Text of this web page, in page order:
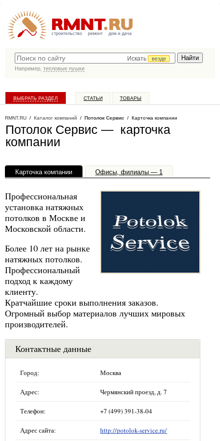
строительство ремонт дом и дача
Искать
везде
Например, тепловые пушки
ВЫБРАТЬ РАЗДЕЛ СТАТЬИ ТОВАРЫ
RMNT.RU / Каталог компаний / Потолок Сервис / Карточка компании
Потолок Сервис — карточка
компании
Карточка компании Офисы, филиалы — 1
Профессиональная
установка натяжных
потолков в Москве и
Московской области.
Более 10 лет на рынке
натяжных потолков.
Профессиональный
подход к каждому
клиенту.
Кратчайшие сроки выполнения заказов.
Огромный выбор материалов лучших мировых
производителей.
Контактные данные
Город: Москва
Адрес: Чермянский проезд, д. 7
Телефон: +7 (499) 391-38-04
Адрес сайта: http://potolok-service.ru/